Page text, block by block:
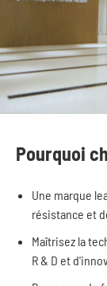
Pourquoi
Une marque
résistance et
Maîtrisez la
R & D et